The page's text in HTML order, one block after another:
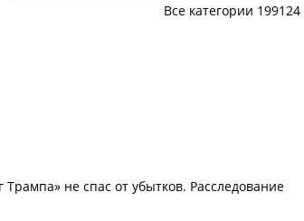
Все категории 199124
Трампа» не спас от убытков. Расследование